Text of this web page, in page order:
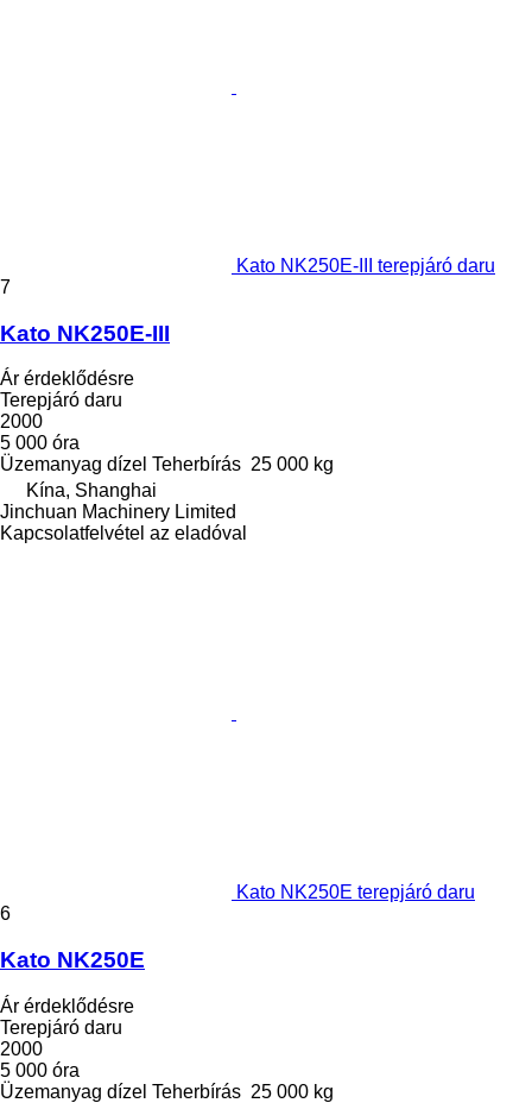
Kato NK250E-III terepjáró daru
7
Kato NK250E-III
Ár érdeklődésre
Terepjáró daru
2000
5 000 óra
Üzemanyag dízel Teherbírás 25 000 kg
Kína, Shanghai
Jinchuan Machinery Limited
Kapcsolatfelvétel az eladóval
Kato NK250E terepjáró daru
6
Kato NK250E
Ár érdeklődésre
Terepjáró daru
2000
5 000 óra
Üzemanyag dízel Teherbírás 25 000 kg